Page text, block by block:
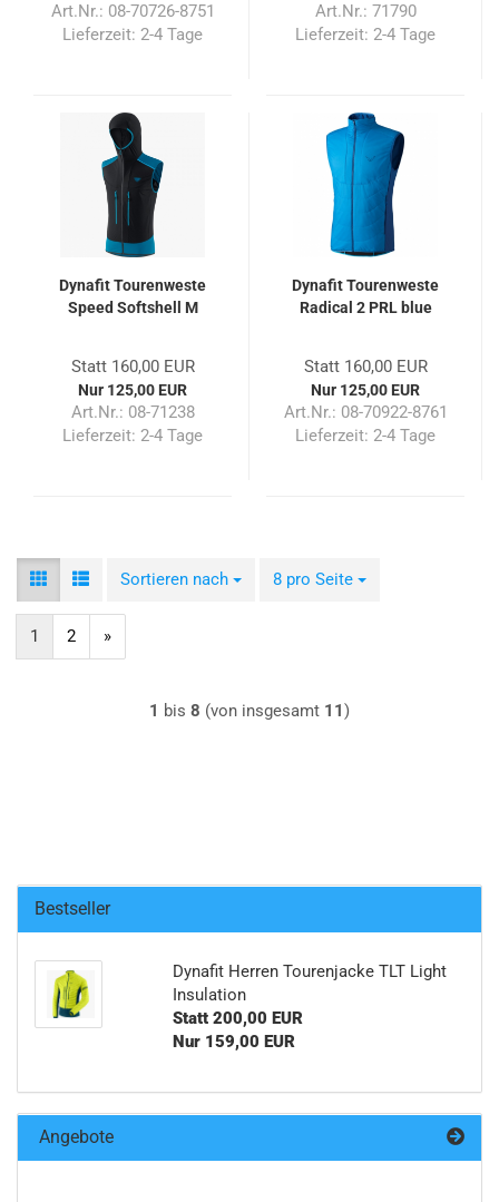
Art.Nr.: 08-70726-8751
Lieferzeit: 2-4 Tage
Art.Nr.: 71790
Lieferzeit: 2-4 Tage
Dynafit Tourenweste
Speed Softshell M
Statt 160,00 EUR
Nur 125,00 EUR
Art.Nr.: 08-71238
Lieferzeit: 2-4 Tage
Dynafit Tourenweste
Radical 2 PRL blue
Statt 160,00 EUR
Nur 125,00 EUR
Art.Nr.: 08-70922-8761
Lieferzeit: 2-4 Tage
Sortieren nach
Sortieren nach 8 pro Seite
pro Seite
1 2 »
1 bis 8 (von insgesamt 11)
Bestseller
Dynafit Herren Tourenjacke TLT Light
Insulation
Statt 200,00 EUR
Nur 159,00 EUR
Angebote